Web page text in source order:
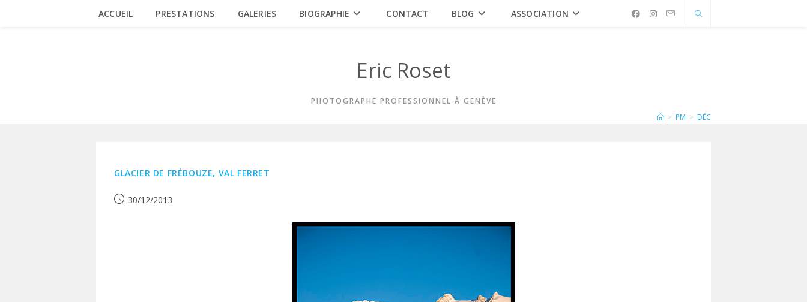
ACCUEIL PRESTATIONS GALERIES BIOGRAPHIE CONTACT BLOG ASSOCIATION
Eric Roset
PHOTOGRAPHE PROFESSIONNEL À GENÈVE
> PM > DÉC
GLACIER DE FRÉBOUZE, VAL FERRET
Publication
30/12/2013